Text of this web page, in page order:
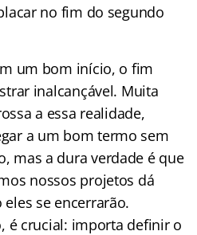
no fim do segundo
um bom início, o fim
inalcançável. Muita
a essa realidade,
a um bom termo sem
mas a dura verdade é que
nossos projetos dá
se encerrarão.
é crucial: importa definir o